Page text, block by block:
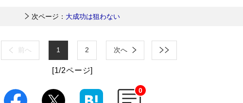
次ページ： 大成功は狙わない
前へ 1 2 次へ
[1/2ページ]
0